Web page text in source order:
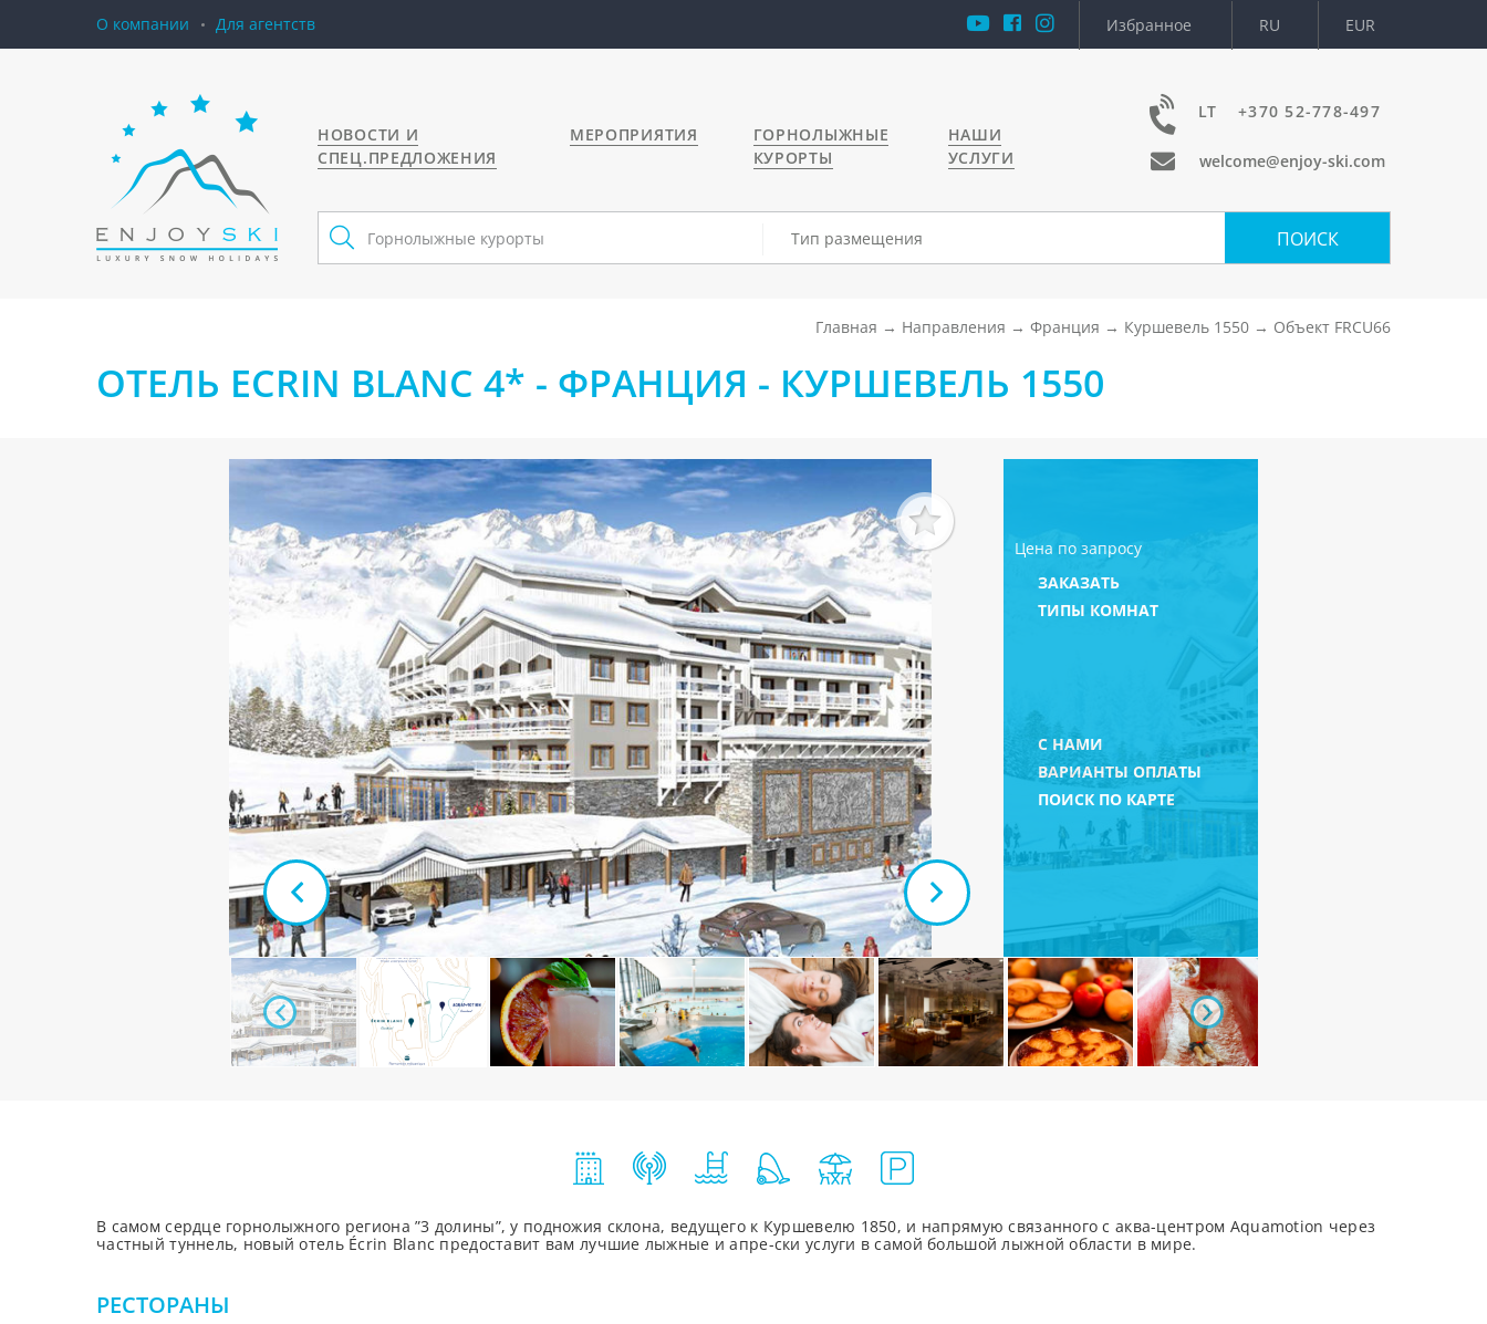
О компании Для агентств Избранное RU EUR
НОВОСТИ И
СПЕЦ.ПРЕДЛОЖЕНИЯ
МЕРОПРИЯТИЯ
ГОРНОЛЫЖНЫЕ
КУРОРТЫ
НАШИ
УСЛУГИ
LT +370 52-778-497
welcome@enjoy-ski.com
Тип размещения ПОИСК
Главная Направления Франция Куршевель 1550 Объект FRCU66
ОТЕЛЬ ECRIN BLANC 4* - ФРАНЦИЯ - КУРШЕВЕЛЬ 1550
Цена по запросу
ЗАКАЗАТЬ
ТИПЫ КОМНАТ
С НАМИ
ВАРИАНТЫ ОПЛАТЫ
ПОИСК ПО КАРТЕ
В самом сердце горнолыжного региона ”3 долины”, у подножия склона, ведущего к Куршевелю 1850, и напрямую связанного с аква-центром Aquamotion через
частный туннель, новый отель Écrin Blanc предоставит вам лучшие лыжные и апре-ски услуги в самой большой лыжной области в мире.
РЕСТОРАНЫ